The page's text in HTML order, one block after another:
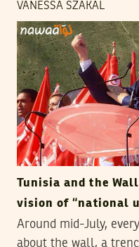
VANESSA SZAKAL
Tunisia and the
vision of “national
Around mid-July,
about the wall, a